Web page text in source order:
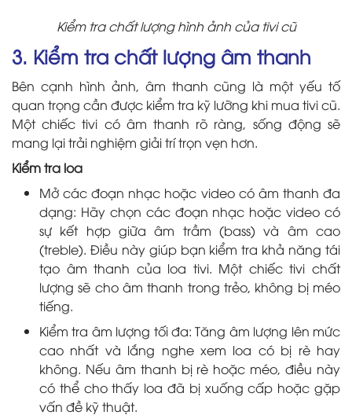
Kiểm tra chất lượng hình ảnh của tivi cũ
3. Kiểm tra chất lượng âm thanh
Bên cạnh hình ảnh, âm thanh cũng là một yếu tố
quan trọng cần được kiểm tra kỹ lưỡng khi mua tivi cũ.
Một chiếc tivi có âm thanh rõ ràng, sống động sẽ
mang lại trải nghiệm giải trí trọn vẹn hơn.
Kiểm tra loa
Mở các đoạn nhạc hoặc video có âm thanh đa
dạng: Hãy chọn các đoạn nhạc hoặc video có
sự kết hợp giữa âm trầm (bass) và âm cao
(treble). Điều này giúp bạn kiểm tra khả năng tái
tạo âm thanh của loa tivi. Một chiếc tivi chất
lượng sẽ cho âm thanh trong trẻo, không bị méo
tiếng.
Kiểm tra âm lượng tối đa: Tăng âm lượng lên mức
cao nhất và lắng nghe xem loa có bị rè hay
không. Nếu âm thanh bị rè hoặc méo, điều này
có thể cho thấy loa đã bị xuống cấp hoặc gặp
vấn đề kỹ thuật.